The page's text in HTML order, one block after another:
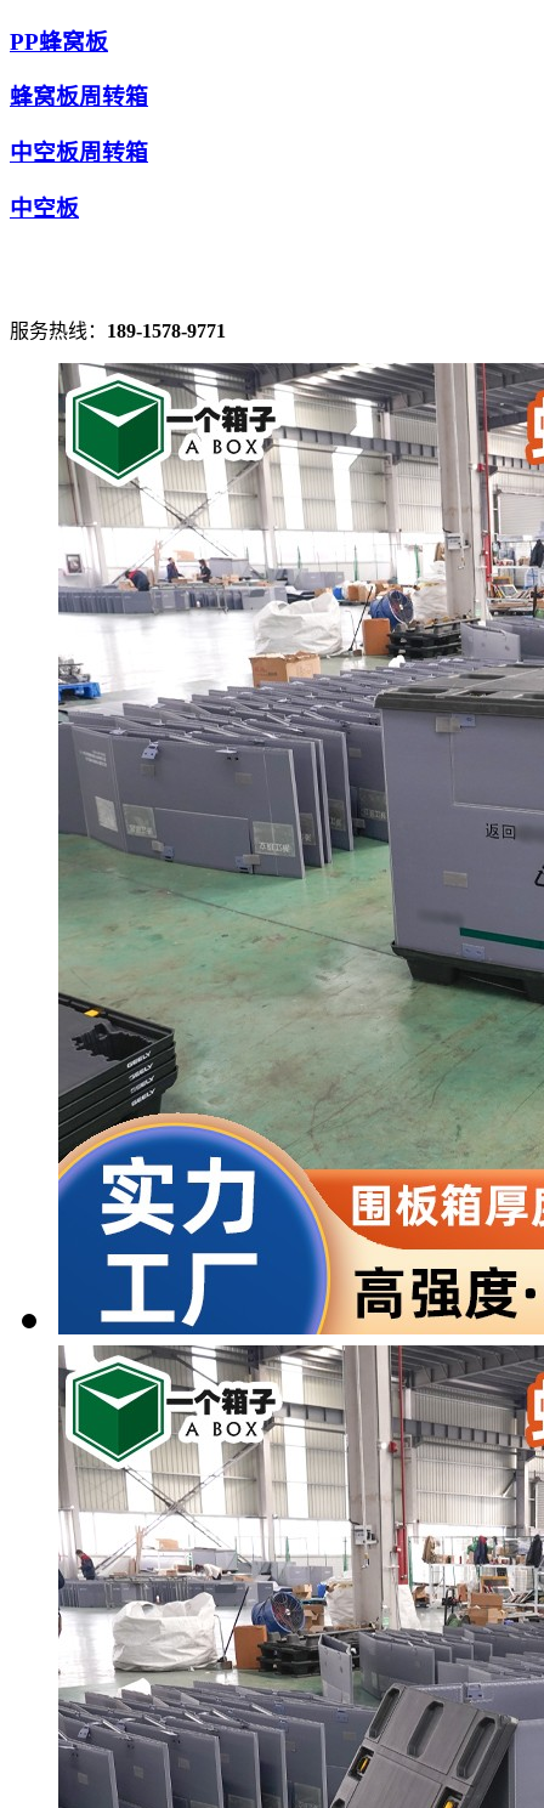
PP蜂窝板
蜂窝板周转箱
中空板周转箱
中空板
服务热线： 189-1578-9771